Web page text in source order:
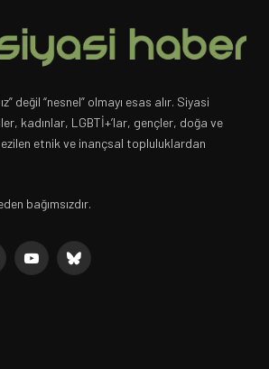
değil “nesnel” olmayı esas alır. Siyasi
kadınlar, LGBTİ+’lar, gençler, doğa ve
etnik ve inançsal topluluklardan
bağımsızdır.
YouTubeBluesky